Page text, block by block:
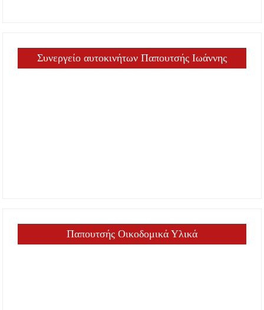
Συνεργείο αυτοκινήτων Παπουτσής Ιωάννης
Παπουτσής Οικοδομικά Υλικά